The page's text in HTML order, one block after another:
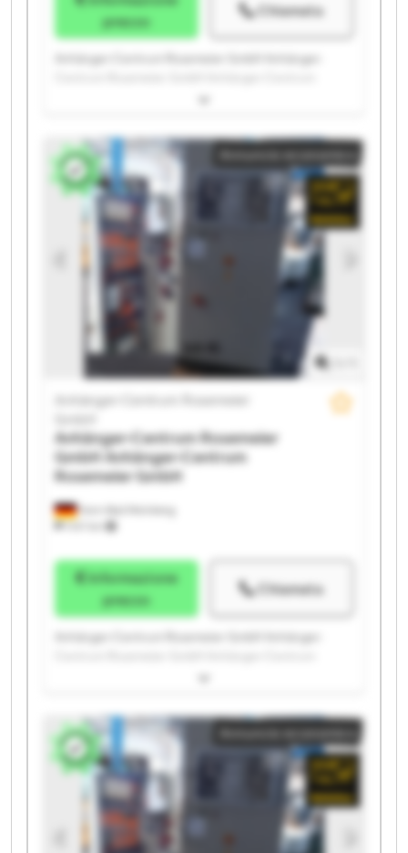
prezzo
Chiamata
Anhänger-Centrum Rosemeier GmbH Anhänger-
Rosemeier GmbH Anhänger-Centrum Rosemeier
Anhänger-Centrum Rosemeier GmbH Anhänger-
Centrum Rosemeier GmbH Anhänger-Centrum
Rosemeier GmbH Anhänger-Centrum Rosemeier
GmbH Anhänger-Centrum Rosemeier GmbH
Anhänger-Centrum Rosemeier GmbH Anhänger-
Centrum Rosemeier GmbH Anhänger-Centrum
Rosemeier GmbH Anhänger-Centrum Rosemeier
GmbH Anhänger-Centrum Rosemeier GmbH
Anhänger-Centrum Rosemeier GmbH Anhänger-
Centrum Rosemeier GmbH Anhänger-Centrum
Rosemeier GmbH Anhänger-Centrum Rosemeier
GmbH Anhänger-Centrum Rosemeier GmbH
Annuncio economico
Horn-Bad Meinberg
1.147 km
Anhänger-Centrum Rosemeier
Anhänger-Centrum Rosemeier
GmbH Anhänger-Centrum
Rosemeier GmbH
prezzo
Chiamata
Anhänger-Centrum Rosemeier GmbH Anhänger-
Rosemeier GmbH Anhänger-Centrum Rosemeier
Anhänger-Centrum Rosemeier GmbH Anhänger-
Centrum Rosemeier GmbH Anhänger-Centrum
Rosemeier GmbH Anhänger-Centrum Rosemeier
GmbH Anhänger-Centrum Rosemeier GmbH
Anhänger-Centrum Rosemeier GmbH Anhänger-
Centrum Rosemeier GmbH Anhänger-Centrum
Rosemeier GmbH Anhänger-Centrum Rosemeier
GmbH Anhänger-Centrum Rosemeier GmbH
Annuncio economico